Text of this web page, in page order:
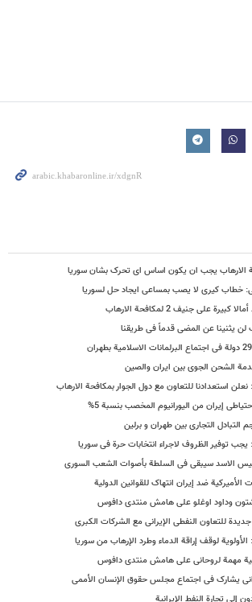
الارهاب یجب ان یکون اساس ای تحرک بشان سوریا
خطاب کیری لا یصب بمساعی ایجاد حل لسوریا
على جنیف 2 لمکافحة الارهاب
لن یثنینا عن المضی قدماً فی طریقنا
الشحن الجوی بین ایران والصین
استعدادنا للتعاون مع دول الجوار بمکافحة الارهاب
التبادل التجاری بین طهران و برلین
یجب توفیر الظروف لاجراء انتخابات حرة فی سوریا
الاسد سیبقی فی السلطة بأصوات الشعب السوری
الأمیرکیة ضد إیران انتهاک للقوانین الدولیة
وداود اوغلو علی هامش منتدی دافوس
للتعاون النفطی الإیرانی مع الشرکات الکبری
لوقف إراقة الدماء وطرد الإرهاب من سوریا
مهمة لروحانی علی هامش منتدی دافوس
یشارک فی اجتماع مجلس حقوق الإنسان الأممی